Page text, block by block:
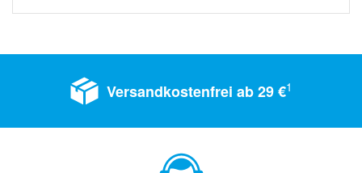
Versandkostenfrei ab 29 €1